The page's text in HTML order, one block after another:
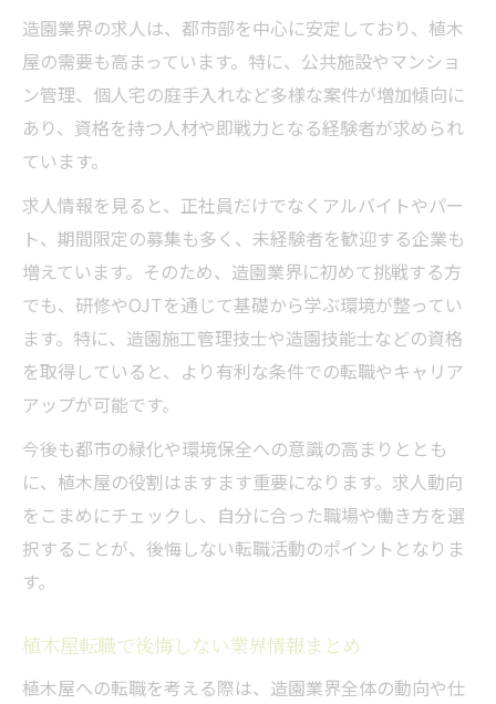
造園業界の求人は、都市部を中心に安定しており、植木
屋の需要も高まっています。特に、公共施設やマンショ
ン管理、個人宅の庭手入れなど多様な案件が増加傾向に
あり、資格を持つ人材や即戦力となる経験者が求められ
ています。
求人情報を見ると、正社員だけでなくアルバイトやパー
ト、期間限定の募集も多く、未経験者を歓迎する企業も
増えています。そのため、造園業界に初めて挑戦する方
でも、研修やOJTを通じて基礎から学ぶ環境が整ってい
ます。特に、造園施工管理技士や造園技能士などの資格
を取得していると、より有利な条件での転職やキャリア
アップが可能です。
今後も都市の緑化や環境保全への意識の高まりととも
に、植木屋の役割はますます重要になります。求人動向
をこまめにチェックし、自分に合った職場や働き方を選
択することが、後悔しない転職活動のポイントとなりま
す。
植木屋転職で後悔しない業界情報まとめ
植木屋への転職を考える際は、造園業界全体の動向や仕